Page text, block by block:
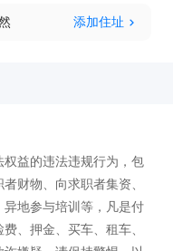
这个岗位上大展拳
添加住址
益的违法违规行为，包
财物、向求职者集资、
地参与培训等，凡是付
、押金、买车、租车、